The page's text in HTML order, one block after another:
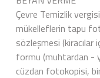
Çevre Temizlik
mükelleflerin tapu
sözleşmesi (kiracılar
formu (muhtardan -
cüzdan fotokopisi,